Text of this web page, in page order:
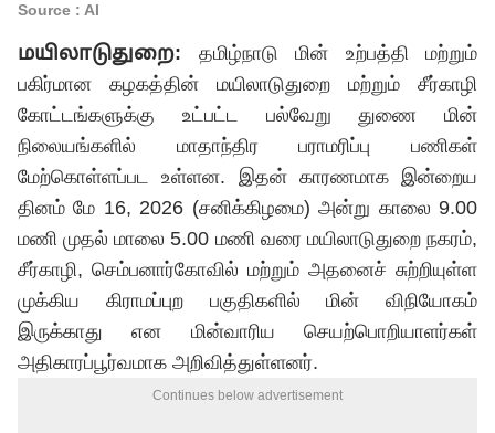
Source : AI
மயிலாடுதுறை: தமிழ்நாடு மின் உற்பத்தி மற்றும்
பகிர்மான கழகத்தின் மயிலாடுதுறை மற்றும் சீர்காழி
கோட்டங்களுக்கு உட்பட்ட பல்வேறு துணை மின்
நிலையங்களில் மாதாந்திர பராமரிப்பு பணிகள்
மேற்கொள்ளப்பட உள்ளன. இதன் காரணமாக இன்றைய
தினம் மே 16, 2026 (சனிக்கிழமை) அன்று காலை 9.00
மணி முதல் மாலை 5.00 மணி வரை மயிலாடுதுறை நகரம்,
சீர்காழி, செம்பனார்கோவில் மற்றும் அதனைச் சுற்றியுள்ள
முக்கிய கிராமப்புற பகுதிகளில் மின் விநியோகம்
இருக்காது என மின்வாரிய செயற்பொறியாளர்கள்
அதிகாரப்பூர்வமாக அறிவித்துள்ளனர்.
Continues below advertisement